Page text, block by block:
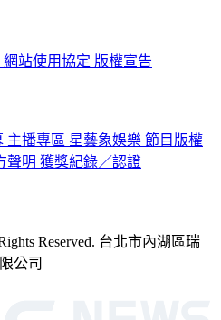
網站使用協定 版權宣告
主播專區 星藝象娛樂 節目版權
聲明 獲獎紀錄／認證
Reserved. 台北市內湖區瑞
公司